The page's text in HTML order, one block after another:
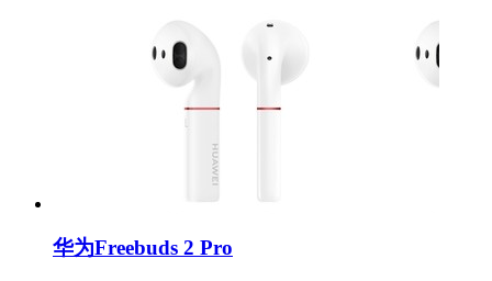
华为Freebuds 2 Pro